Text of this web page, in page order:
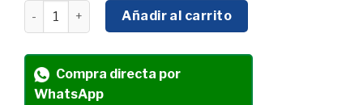
HIDROLAVADORA ELÉCTRICA BIFASICA KERHER 3HP
Añadir al carrito
Compra directa por
WhatsApp